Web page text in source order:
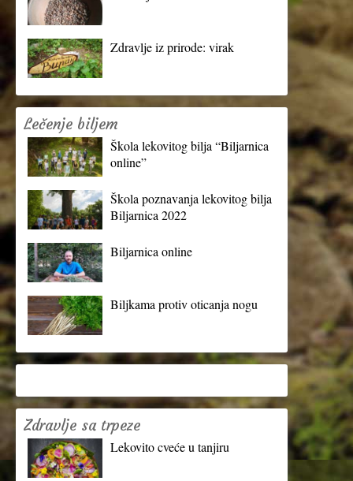
Zdravlje iz prirode: virak
Lečenje biljem
Škola lekovitog bilja “Biljarnica
online”
Škola poznavanja lekovitog bilja
Biljarnica 2022
Biljarnica online
Biljkama protiv oticanja nogu
Zdravlje sa trpeze
Lekovito cveće u tanjiru